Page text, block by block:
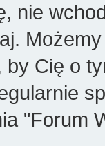
nie
Cię o
"Forum